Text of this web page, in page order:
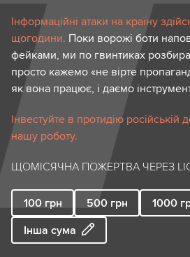
Інформаційні атаки на країну
щогодини. Поки ворожі боти
фейками, ми по гвинтиках
просто кажемо «не вірте
як вона працює, і даємо
Інвестуйте в протидію російській
нашу роботу.
ЩОМІСЯЧНА ПОЖЕРТВА ЧЕРЕЗ
100 грн 500 грн 1000
Інша сума